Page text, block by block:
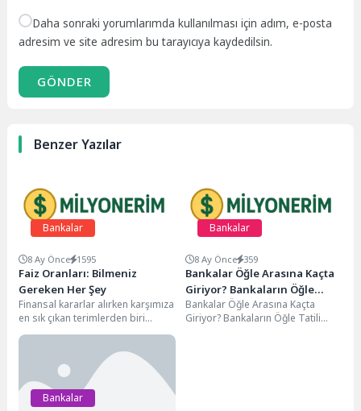
Daha sonraki yorumlarımda kullanılması için adım, e-posta
adresim ve site adresim bu tarayıcıya kaydedilsin.
GÖNDER
Benzer Yazılar
Bankalar
8 Ay Önce 1595
Faiz Oranları: Bilmeniz
Gereken Her Şey
Finansal kararlar alırken karşımıza
en sık çıkan terimlerden biri
şüphesiz "faiz oranıdır".
Bankalar
8 Ay Önce 359
Bankalar Öğle Arasına Kaçta
Giriyor? Bankaların Öğle
Tatili Saatleri ve Açılış
Zamanı
Bankalar Öğle Arasına Kaçta
Giriyor? Bankaların Öğle Tatili
Bankalar